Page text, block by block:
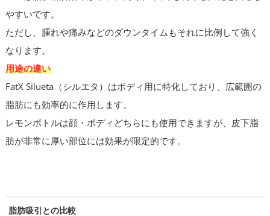
やすいです。
ただし、腫れや痛みなどのダウンタイムもそれに比例して強く
なります。
用途の違い
FatX Silueta（シルエタ）はボディ用に特化しており、広範囲の
脂肪にも効率的に作用します。
レモンボトルは顔・ボディどちらにも使用できますが、皮下脂
肪が非常に厚い部位には効果が限定的です。
脂肪吸引との比較